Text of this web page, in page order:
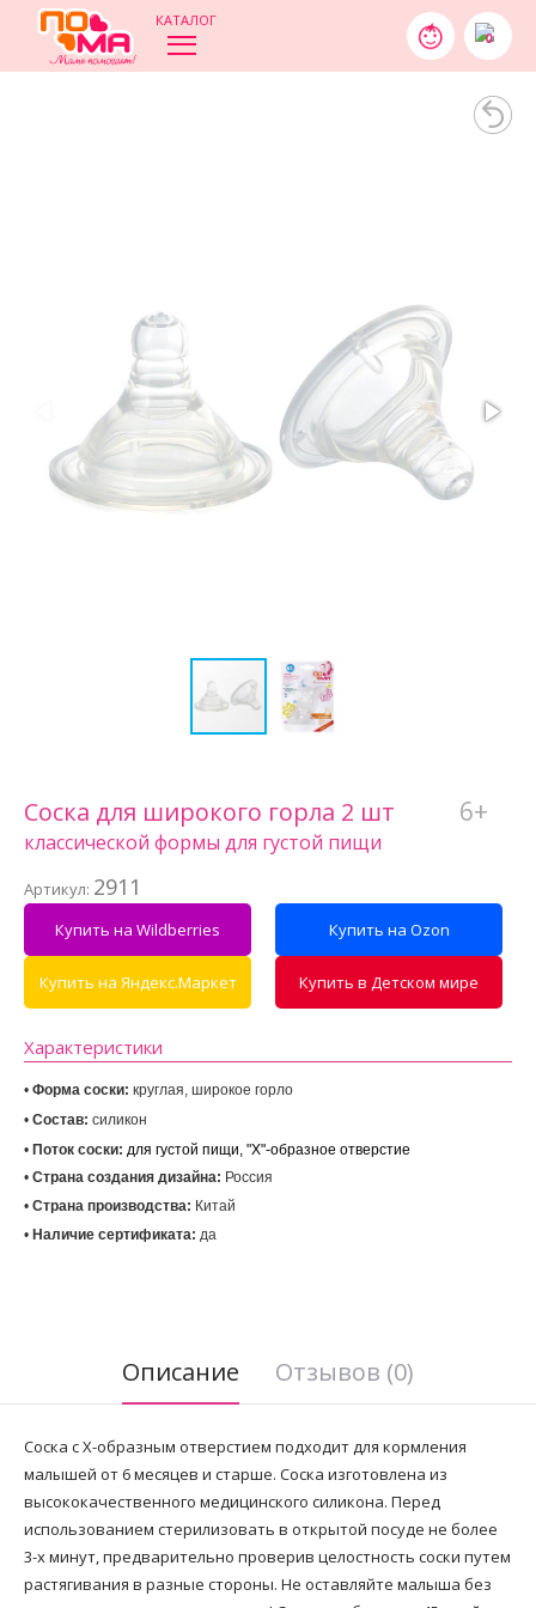
КАТАЛОГ
0
Соска для широкого горла 2 шт
классической формы для густой пищи
Артикул: 2911
6+
Купить на Wildberries Купить на Ozon
Купить на Яндекс.Маркет Купить в Детском мире
Характеристики
• Форма соски:
• Состав: силикон
• Поток соски: для густой пищи, "Х"-образное отверстие
• Страна создания дизайна:
• Страна производства:
• Наличие сертификата: да
Описание Отзывов (0)
Соска с Х-образным отверстием подходит для кормления
малышей от 6 месяцев и старше. Соска изготовлена из
высококачественного медицинского силикона. Перед
использованием стерилизовать в открытой посуде не более
3-х минут, предварительно проверив целостность соски путем
растягивания в разные стороны. Не оставляйте малыша без